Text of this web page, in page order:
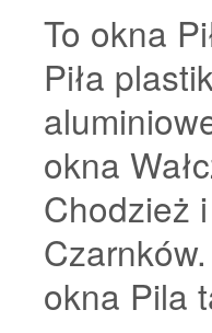
To okna
Piła
okna
Chodzież
okna Pila